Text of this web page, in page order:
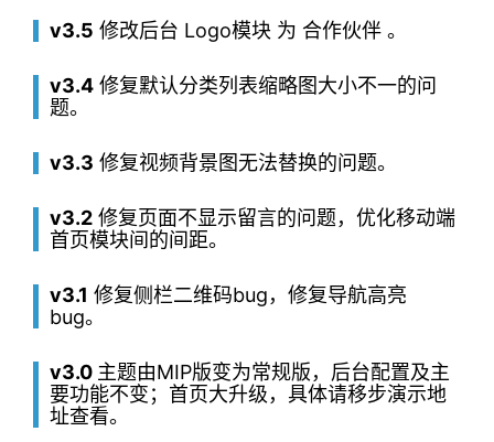
v3.5 修改后台 Logo模块 为 合作伙伴 。
v3.4 修复默认分类列表缩略图大小不一的问
题。
v3.3 修复视频背景图无法替换的问题。
v3.2 修复页面不显示留言的问题，优化移动端
首页模块间的间距。
v3.1 修复侧栏二维码bug，修复导航高亮
bug。
v3.0 主题由MIP版变为常规版，后台配置及主
要功能不变；首页大升级，具体请移步演示地
址查看。